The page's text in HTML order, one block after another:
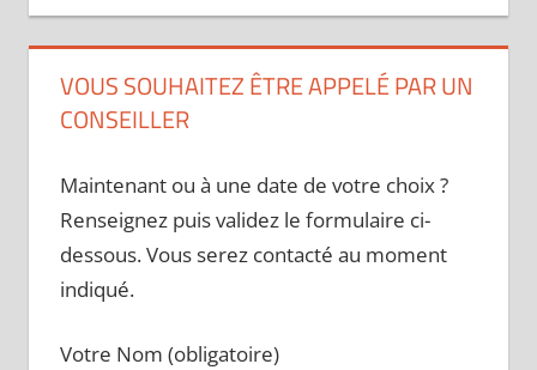
VOUS SOUHAITEZ ÊTRE APPELÉ PAR UN
CONSEILLER
Maintenant ou à une date de votre choix ?
Renseignez puis validez le formulaire ci-
dessous. Vous serez contacté au moment
indiqué.
Votre Nom (obligatoire)